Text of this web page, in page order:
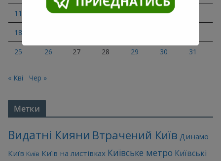
11 12 13 14 15 16
18
25 26 27 28 29 30 31
« Кві Чер »
Метки
Видатні Кияни Втрачений Київ Динамо
Київ Київ Київ на листівках Київське метро Київські